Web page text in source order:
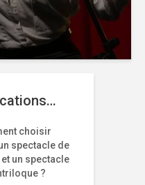
choisir
spectacle de
un spectacle
?